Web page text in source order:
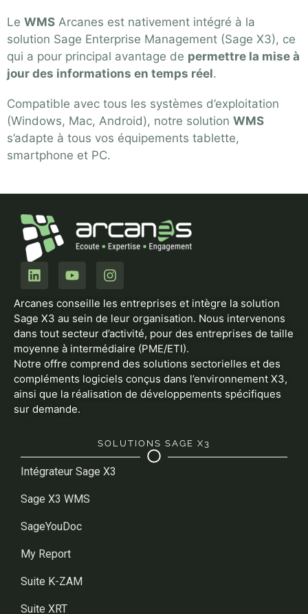
Le WMS Arcanes est nativement intégré à la
solution Sage Enterprise Management (Sage X3), ce
qui a pour principal avantage de permettre la mise à
jour des informations en temps réel.
Compatible avec tous les systèmes d’exploitation
(Windows, Mac, Android), notre solution WMS
s’adapte à tous vos équipements tablette,
smartphone et PC.
Arcanes conseille les entreprises et intègre la solution
Sage X3 au sein de leur organisation. Nous intervenons
dans tout secteur d’activité, pour des entreprises de taille
moyenne à intermédiaire (PME/ETI).
Notre offre comprend des solutions sectorielles et des
compléments logiciels conçus dans l’environnement X3,
ainsi que la réalisation de développements spécifiques
sur demande.
SOLUTIONS SAGE X3
Intégrateur Sage X3
Sage X3 WMS
SageYouDoc
My Report
Suite K-ZAM
Suite XRT